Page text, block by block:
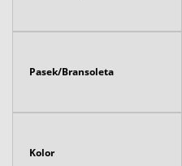
Pasek/Bransoleta
Kolor